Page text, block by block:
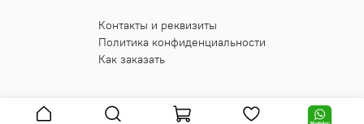
Контакты и реквизиты
Политика конфиденциальности
Как заказать